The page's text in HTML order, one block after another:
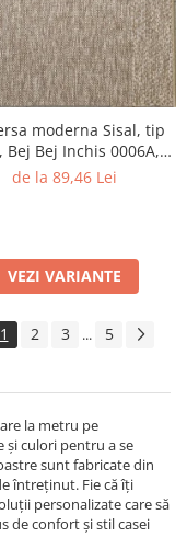
moderna Sisal, tip
Bej Bej Inchis 0006A,
Dormitor, Hol,
de la 89,46 Lei
VEZI VARIANTE
1 2 3 ... 5
la metru pe
și culori pentru a se
sunt fabricate din
întreținut. Fie că îți
personalizate care să
de confort și stil casei